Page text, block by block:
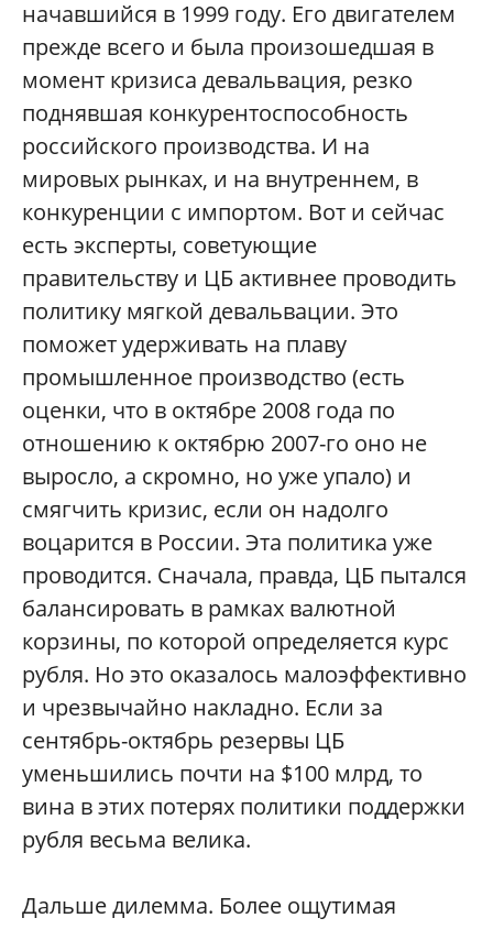
начавшийся в 1999 году. Его двигателем
прежде всего и была произошедшая в
момент кризиса девальвация, резко
поднявшая конкурентоспособность
российского производства. И на
мировых рынках, и на внутреннем, в
конкуренции с импортом. Вот и сейчас
есть эксперты, советующие
правительству и ЦБ активнее проводить
политику мягкой девальвации. Это
поможет удерживать на плаву
промышленное производство (есть
оценки, что в октябре 2008 года по
отношению к октябрю 2007-го оно не
выросло, а скромно, но уже упало) и
смягчить кризис, если он надолго
воцарится в России. Эта политика уже
проводится. Сначала, правда, ЦБ пытался
балансировать в рамках валютной
корзины, по которой определяется курс
рубля. Но это оказалось малоэффективно
и чрезвычайно накладно. Если за
сентябрь-октябрь резервы ЦБ
уменьшились почти на $100 млрд, то
вина в этих потерях политики поддержки
рубля весьма велика.
Дальше дилемма. Более ощутимая